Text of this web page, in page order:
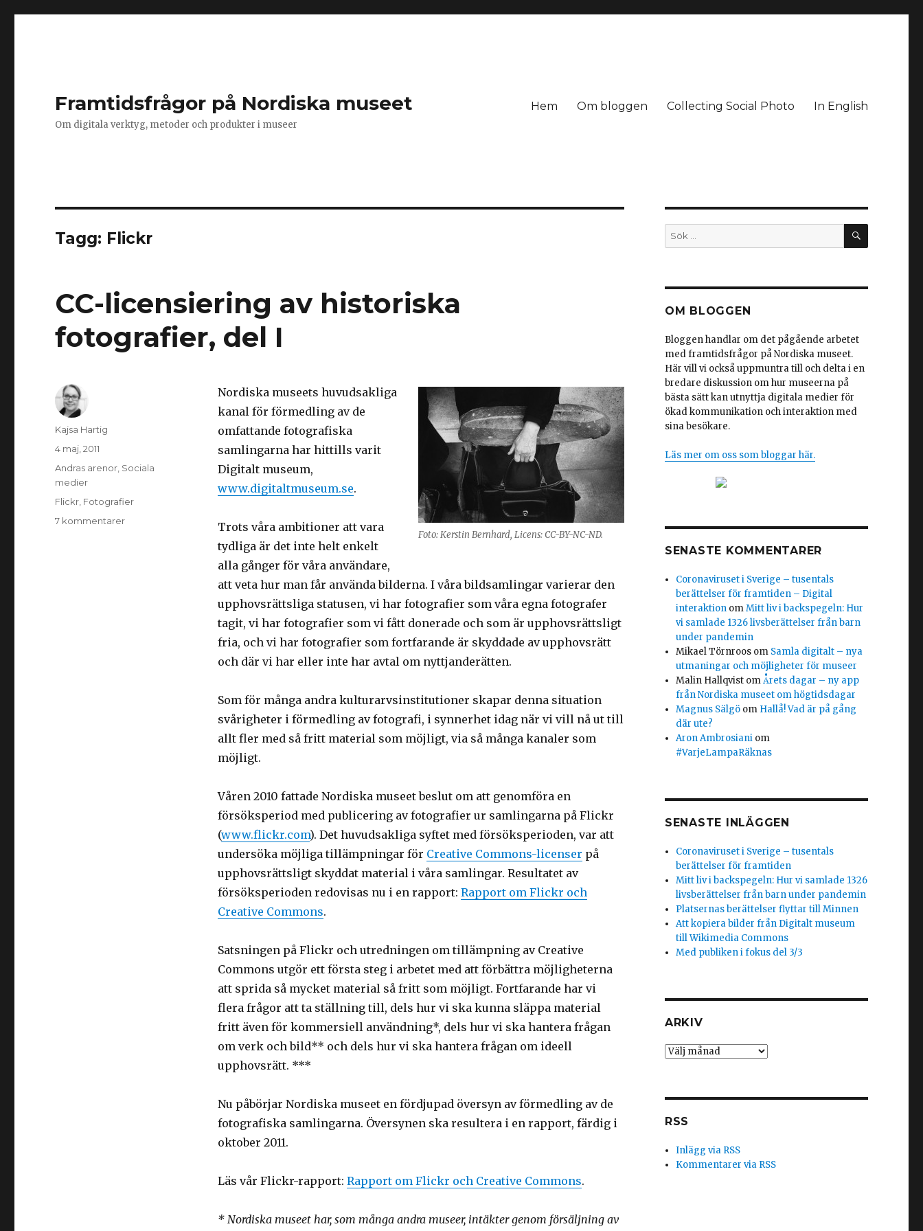
Framtidsfrågor på Nordiska museet
Om digitala verktyg, metoder och produkter i museer
Hem Om bloggen Collecting Social Photo In English
Tagg: Flickr
CC-licensiering av historiska
fotografier, del I
Foto: Kerstin Bernhard, Licens: CC-BY-NC-ND.
Nordiska museets huvudsakliga
kanal för förmedling av de
omfattande fotografiska
samlingarna har hittills varit
Digitalt museum,
www.digitaltmuseum.se.
Trots våra ambitioner att vara
tydliga är det inte helt enkelt
alla gånger för våra användare,
att veta hur man får använda bilderna. I våra bildsamlingar varierar den
upphovsrättsliga statusen, vi har fotografier som våra egna fotografer
tagit, vi har fotografier som vi fått donerade och som är upphovsrättsligt
fria, och vi har fotografier som fortfarande är skyddade av upphovsrätt
och där vi har eller inte har avtal om nyttjanderätten.
Som för många andra kulturarvsinstitutioner skapar denna situation
svårigheter i förmedling av fotografi, i synnerhet idag när vi vill nå ut till
allt fler med så fritt material som möjligt, via så många kanaler som
möjligt.
Våren 2010 fattade Nordiska museet beslut om att genomföra en
försöksperiod med publicering av fotografier ur samlingarna på Flickr
(www.flickr.com). Det huvudsakliga syftet med försöksperioden, var att
undersöka möjliga tillämpningar för Creative Commons-licenser på
upphovsrättsligt skyddat material i våra samlingar. Resultatet av
försöksperioden redovisas nu i en rapport: Rapport om Flickr och
Creative Commons.
Satsningen på Flickr och utredningen om tillämpning av Creative
Commons utgör ett första steg i arbetet med att förbättra möjligheterna
att sprida så mycket material så fritt som möjligt. Fortfarande har vi
flera frågor att ta ställning till, dels hur vi ska kunna släppa material
fritt även för kommersiell användning*, dels hur vi ska hantera frågan
om verk och bild** och dels hur vi ska hantera frågan om ideell
upphovsrätt. ***
Nu påbörjar Nordiska museet en fördjupad översyn av förmedling av de
fotografiska samlingarna. Översynen ska resultera i en rapport, färdig i
oktober 2011.
Läs vår Flickr-rapport: Rapport om Flickr och Creative Commons.
* Nordiska museet har, som många andra museer, intäkter genom försäljning av
Författare
Kajsa Hartig
Postat
4 maj, 2011
Kategorier
Andras arenor Sociala
medier
Taggar
Flickr Fotografier
7 kommentarer
Sök
efter:
SÖK
OM BLOGGEN
Bloggen handlar om det pågående arbetet
med framtidsfrågor på Nordiska museet.
Här vill vi också uppmuntra till och delta i en
bredare diskussion om hur museerna på
bästa sätt kan utnyttja digitala medier för
ökad kommunikation och interaktion med
sina besökare.
Läs mer om oss som bloggar här.
SENASTE KOMMENTARER
Coronaviruset i Sverige – tusentals
berättelser för framtiden – Digital
interaktion omMitt liv i backspegeln: Hur
vi samlade 1326 livsberättelser från barn
under pandemin
Mikael Törnroos om Samla digitalt – nya
utmaningar och möjligheter för museer
Malin Hallqvist omÅrets dagar – ny app
från Nordiska museet om högtidsdagar
Magnus Sälgö om Hallå! Vad är på gång
där ute?
Aron Ambrosiani om
#VarjeLampaRäknas
SENASTE INLÄGGEN
Coronaviruset i Sverige – tusentals
berättelser för framtiden
Mitt liv i backspegeln: Hur vi samlade 1326
livsberättelser från barn under pandemin
Platsernas berättelser flyttar till Minnen
Att kopiera bilder från Digitalt museum
till Wikimedia Commons
Med publiken i fokus del 3/3
ARKIV
Arkiv
RSS
Inlägg via RSS
Kommentarer via RSS